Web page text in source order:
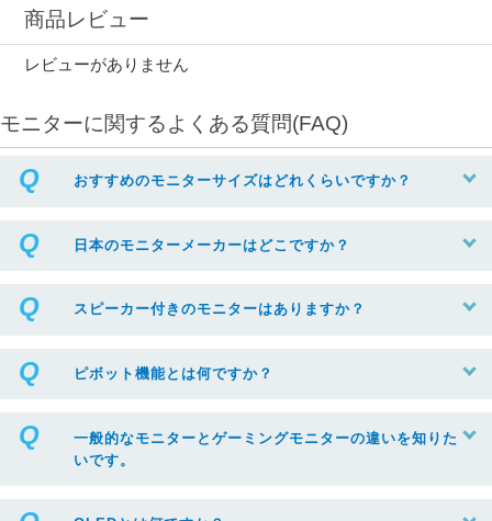
商品レビュー
レビューがありません
モニターに関するよくある質問(FAQ)
おすすめのモニターサイズはどれくらいですか？
日本のモニターメーカーはどこですか？
スピーカー付きのモニターはありますか？
ピボット機能とは何ですか？
一般的なモニターとゲーミングモニターの違いを知りた
いです。